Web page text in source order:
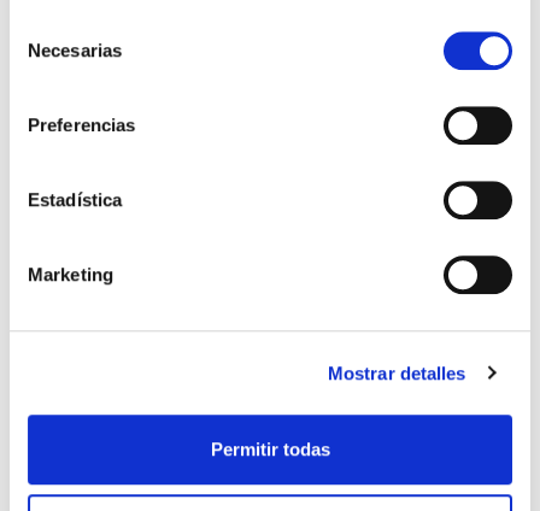
Necesarias
Preferencias
Estadística
Marketing
Mostrar detalles
Permitir todas
29,99 €
49,99 €